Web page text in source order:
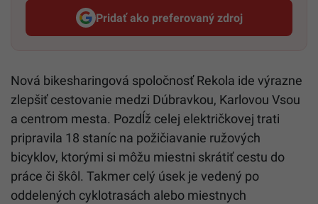
Pridať ako preferovaný zdroj
Startitup, odkaz sa otvorí v
Nová bikesharingová spoločnosť Rekola ide výrazne
zlepšiť cestovanie medzi Dúbravkou, Karlovou Vsou
a centrom mesta. Pozdĺž celej električkovej trati
pripravila 18 staníc na požičiavanie ružových
bicyklov, ktorými si môžu miestni skrátiť cestu do
práce či škôl. Takmer celý úsek je vedený po
oddelených cyklotrasách alebo miestnych